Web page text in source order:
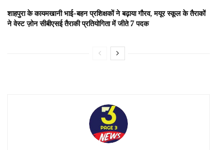
शाहपुरा के कायमखानी भाई-बहन प्रशिक्षकों ने बढ़ाया गौरव, मयूर स्कूल के तैराकों
ने वेस्ट ज़ोन सीबीएसई तैराकी प्रतियोगिता में जीते 7 पदक